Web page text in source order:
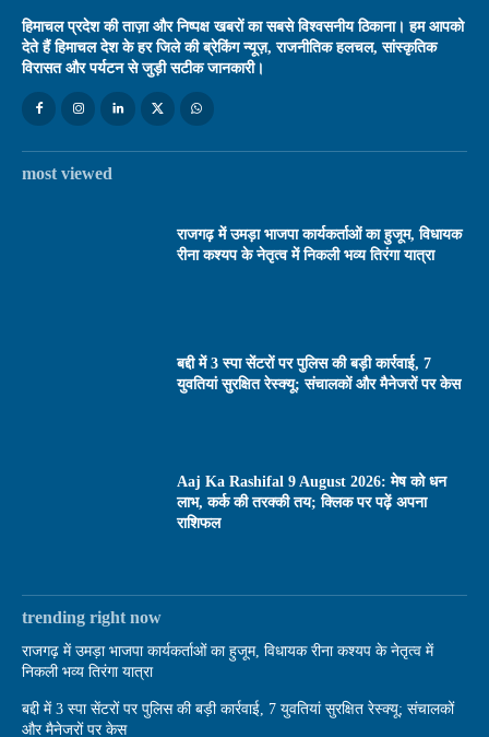
हिमाचल प्रदेश की ताज़ा और निष्पक्ष खबरों का सबसे विश्वसनीय ठिकाना। हम आपको
देते हैं हिमाचल देश के हर जिले की ब्रेकिंग न्यूज़, राजनीतिक हलचल, सांस्कृतिक
विरासत और पर्यटन से जुड़ी सटीक जानकारी।
most viewed
राजगढ़ में उमड़ा भाजपा कार्यकर्ताओं का हुजूम, विधायक
रीना कश्यप के नेतृत्व में निकली भव्य तिरंगा यात्रा
बद्दी में 3 स्पा सेंटरों पर पुलिस की बड़ी कार्रवाई, 7
युवतियां सुरक्षित रेस्क्यू; संचालकों और मैनेजरों पर केस
Aaj Ka Rashifal 9 August 2026: मेष को धन
लाभ, कर्क की तरक्की तय; क्लिक पर पढ़ें अपना
राशिफल
trending right now
राजगढ़ में उमड़ा भाजपा कार्यकर्ताओं का हुजूम, विधायक रीना कश्यप के नेतृत्व में
निकली भव्य तिरंगा यात्रा
बद्दी में 3 स्पा सेंटरों पर पुलिस की बड़ी कार्रवाई, 7 युवतियां सुरक्षित रेस्क्यू; संचालकों
और मैनेजरों पर केस